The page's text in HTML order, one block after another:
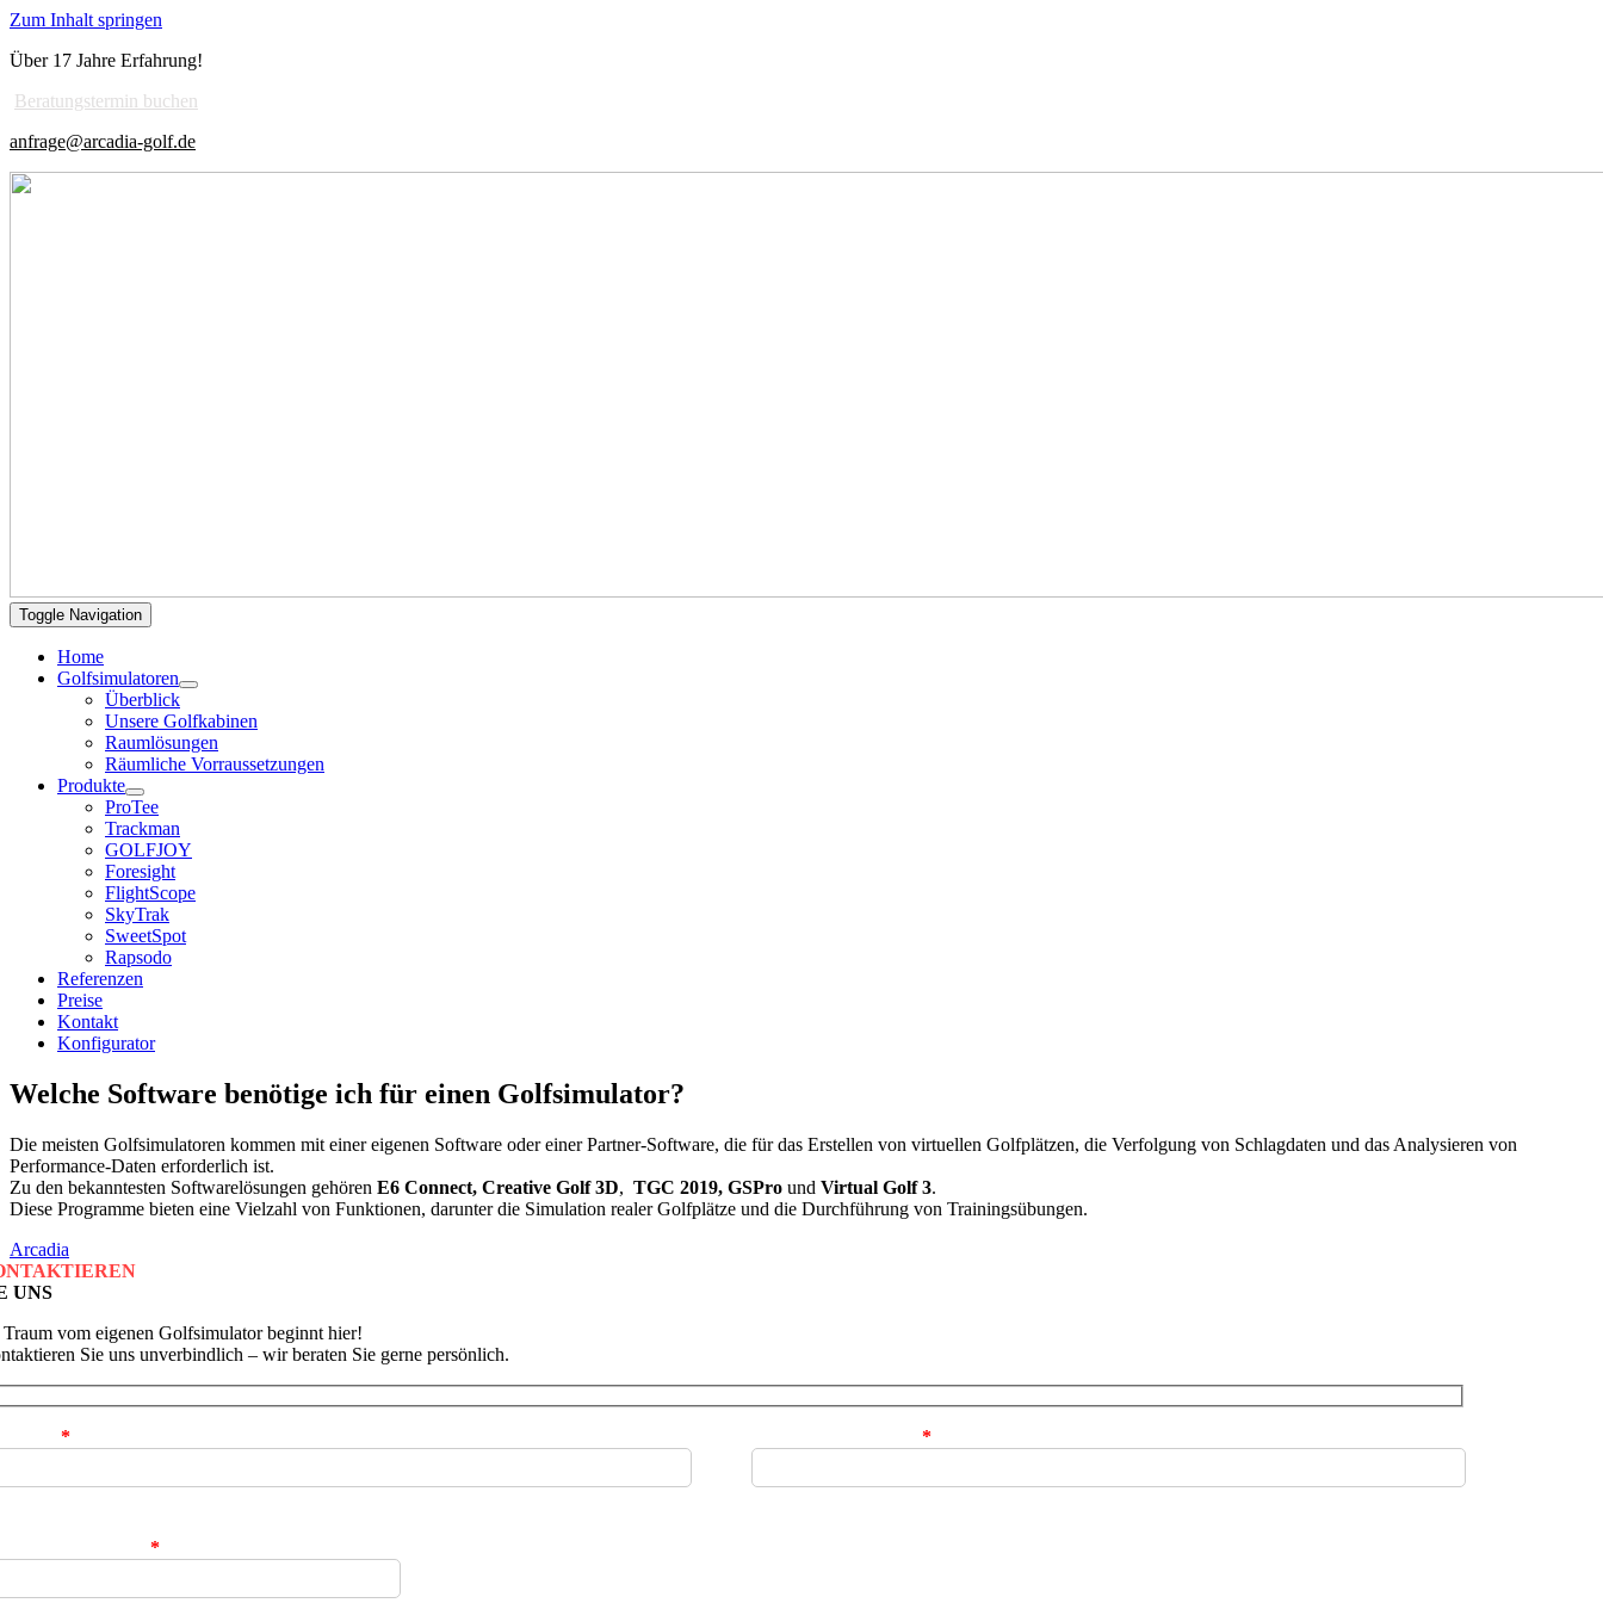
Zum Inhalt springen
Über 17 Jahre Erfahrung!
Beratungstermin buchen
anfrage@arcadia-golf.de
Toggle Navigation
Home
Golfsimulatoren
Überblick
Unsere Golfkabinen
Raumlösungen
Räumliche Vorraussetzungen
Produkte
ProTee
Trackman
GOLFJOY
Foresight
FlightScope
SkyTrak
SweetSpot
Rapsodo
Referenzen
Preise
Kontakt
Konfigurator
Welche Software benötige ich für einen Golfsimulator?
Die meisten Golfsimulatoren kommen mit einer eigenen Software oder einer Partner-Software, die für das Erstellen von virtuellen Golfplätzen, die Verfolgung von Schlagdaten und das Analysieren von
Performance-Daten erforderlich ist.
Zu den bekanntesten Softwarelösungen gehören E6 Connect, Creative Golf 3D, TGC 2019, GSPro und Virtual Golf 3.
Diese Programme bieten eine Vielzahl von Funktionen, darunter die Simulation realer Golfplätze und die Durchführung von Trainingsübungen.
Arcadia
UNS
vom eigenen Golfsimulator beginnt hier!
Sie uns unverbindlich – wir beraten Sie gerne persönlich.
Name* Ihre E-Mail-Adresse*
Telefonnummer*